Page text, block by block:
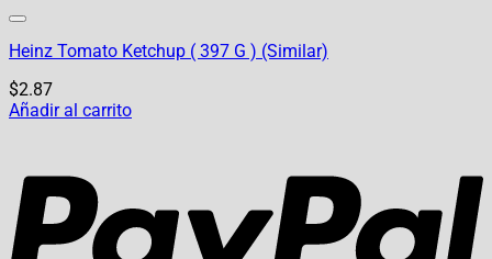
Heinz Tomato Ketchup ( 397 G ) (Similar)
$2.87
Añadir al carrito